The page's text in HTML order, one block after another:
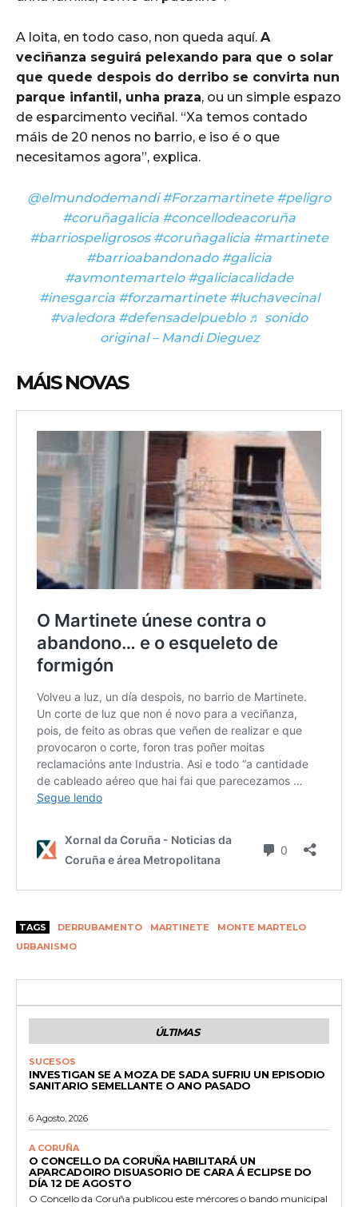
A loita, en todo caso, non queda aquí. A
veciñanza seguirá pelexando para que o solar
que quede despois do derribo se convirta nun
parque infantil, unha praza, ou un simple espazo
de esparcimento veciñal. “Xa temos contado
máis de 20 nenos no barrio, e iso é o que
necesitamos agora”, explica.
@elmundodemandi #Forzamartinete #peligro
#coruñagalicia #concellodeacoruña
#barriospeligrosos #coruñagalicia #martinete
#barrioabandonado #galicia
#avmontemartelo #galiciacalidade
#inesgarcia #forzamartinete #luchavecinal
#valedora #defensadelpueblo ♬ sonido
original – Mandi Dieguez
MÁIS NOVAS
TAGS DERRUBAMENTO MARTINETE
MONTE MARTELO
URBANISMO
ÚLTIMAS
SUCESOS
INVESTIGAN SE A MOZA DE SADA SUFRIU UN EPISODIO
SANITARIO SEMELLANTE O ANO PASADO
6 Agosto, 2026
A CORUÑA
O CONCELLO DA CORUÑA HABILITARÁ UN
APARCADOIRO DISUASORIO DE CARA Á ECLIPSE DO
DÍA 12 DE AGOSTO
O Concello da Coruña publicou este mércores o bando municipal